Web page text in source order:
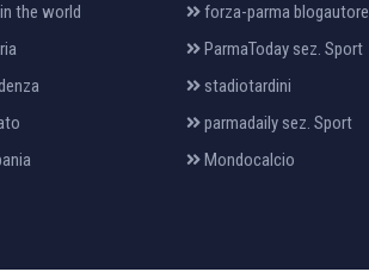
the world
forza-parma blogautore
ParmaToday sez. Sport
stadiotardini
parmadaily sez. Sport
Mondocalcio